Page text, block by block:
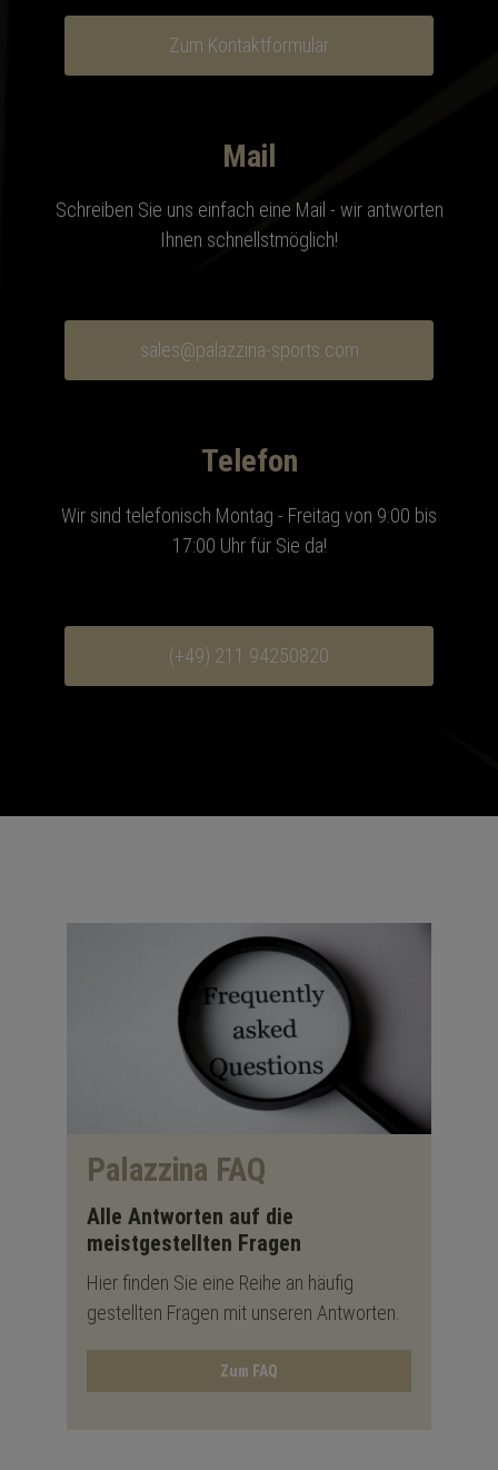
Zum Kontaktformular
Mail
Schreiben Sie uns einfach eine Mail - wir antworten
Ihnen schnellstmöglich!
sales@palazzina-sports.com
Telefon
Wir sind telefonisch Montag - Freitag von 9:00 bis
17:00 Uhr für Sie da!
(+49) 211 94250820
Palazzina FAQ
Alle Antworten auf die
meistgestellten Fragen
Hier finden Sie eine Reihe an häufig
gestellten Fragen mit unseren Antworten.
Zum FAQ